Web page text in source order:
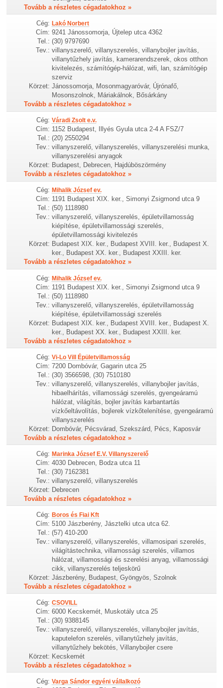
Tovább a részletes cégadatokhoz »
Cég: Lakó Norbert
Cím: 9241 Jánossomorja, Újtelep utca 4362
Tel.: (30) 9797690
Tev.: villanyszerelő, villanyszerelés, villanybojler javítás,
villanytűzhely javítás, kamerarendszerek, okos otthon
kivitelezés, számítógép-hálózat, wifi, lan, számítógép
szerviz
Körzet: Jánossomorja, Mosonmagyaróvár, Újrónafő,
Mosonszolnok, Máriakálnok, Bősárkány
Tovább a részletes cégadatokhoz »
Cég: Váradi Zsolt e.v.
Cím: 1152 Budapest, Illyés Gyula utca 2-4 A FSZ/7
Tel.: (20) 2550294
Tev.: villanyszerelő, villanyszerelés, villanyszerelési munka,
villanyszerelési anyagok
Körzet: Budapest, Debrecen, Hajdúböszörmény
Tovább a részletes cégadatokhoz »
Cég: Mihalik József ev.
Cím: 1191 Budapest XIX. ker., Simonyi Zsigmond utca 9
Tel.: (50) 1118980
Tev.: villanyszerelő, villanyszerelés, épületvillamosság
kiépítése, épületvillamossági szerelés,
épületvillamossági kivitelezés
Körzet: Budapest XIX. ker., Budapest XVIII. ker., Budapest X.
ker., Budapest XX. ker., Budapest XXIII. ker.
Tovább a részletes cégadatokhoz »
Cég: Mihalik József ev.
Cím: 1191 Budapest XIX. ker., Simonyi Zsigmond utca 9
Tel.: (50) 1118980
Tev.: villanyszerelő, villanyszerelés, épületvillamosság
kiépítése, épületvillamossági szerelés
Körzet: Budapest XIX. ker., Budapest XVIII. ker., Budapest X.
ker., Budapest XX. ker., Budapest XXIII. ker.
Tovább a részletes cégadatokhoz »
Cég: Vi-Lo Vill Épületvillamosság
Cím: 7200 Dombóvár, Gagarin utca 25
Tel.: (30) 3566598, (30) 7510180
Tev.: villanyszerelő, villanyszerelés, villanybojler javítás,
hibaelhárítás, villamossági szerelés, gyengeáramú
hálózat, világítás, bojler javítás karbantartás
vízkőeltávolítás, bojlerek vízkőtelenítése, gyengeáramú
villanyszerelés
Körzet: Dombóvár, Pécsvárad, Szekszárd, Pécs, Kaposvár
Tovább a részletes cégadatokhoz »
Cég: Marinka József E.V. Villanyszerelő
Cím: 4030 Debrecen, Bodza utca 11
Tel.: (30) 7162381
Tev.: villanyszerelő, villanyszerelés
Körzet: Debrecen
Tovább a részletes cégadatokhoz »
Cég: Boros és Fiai Kft
Cím: 5100 Jászberény, Jásztelki utca utca 62.
Tel.: (57) 410-200
Tev.: villanyszerelő, villanyszerelés, villamosipari szerelés,
világítástechnika, villamossági szerelés, villamos
hálózat, villamossági és szerelési anyag, villamossági
cikk, villanyszerelés teljeskörű
Körzet: Jászberény, Budapest, Gyöngyös, Szolnok
Tovább a részletes cégadatokhoz »
Cég: CSOVILL
Cím: 6000 Kecskemét, Muskotály utca 25
Tel.: (30) 9388145
Tev.: villanyszerelő, villanyszerelés, villanybojler javítás,
kaputelefon szerelés, villanytűzhely javítás,
villanytűzhely bekötés, Villanybojler csere
Körzet: Kecskemét
Tovább a részletes cégadatokhoz »
Cég: Varga Sándor egyéni vállalkozó